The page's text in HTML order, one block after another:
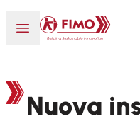
Aprire o chiudere il menu
Torna alla pagina
Nuova